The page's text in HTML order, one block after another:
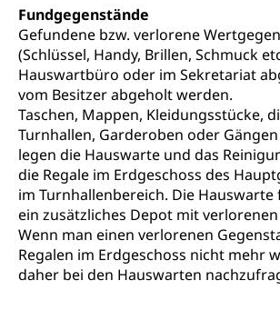
Fundgegenstände
Gefundene bzw. verlorene
(Schlüssel, Handy, Brillen, Schmuck
Hauswartbüro oder im Sekretariat
vom Besitzer abgeholt werden.
Taschen, Mappen, Kleidungsstücke,
Turnhallen, Garderoben oder
legen die Hauswarte und das
die Regale im Erdgeschoss des
im Turnhallenbereich. Die
ein zusätzliches Depot mit
Wenn man einen verlorenen
Regalen im Erdgeschoss nicht mehr
daher bei den Hauswarten
Strafregisterauszug
Waffen, Sprengstoffe und
Reisepass,
Strassenverkehrsamt
Fahrzeugausweis)
Namensänderungen
Nationalität, Staatsangehörigkeit,
Staatsbürgerschaft, Bürgerrecht,
Bürgerrechts, Verlust des Bürgerrechts,
Einbürgerungsverfahren
Einbürgerungen
Geburt
Geburtsurkunde, Geburtsschein,
Familienzulagen (WAS
Schwangerschaft / Geburt
Kinder und Jugendliche
Mündigkeit, Kindesschutz,
Kinder- und
Psychische
Pflege / Pflegeheim
Hauspflege, spitalexterne Pflege, Spitex